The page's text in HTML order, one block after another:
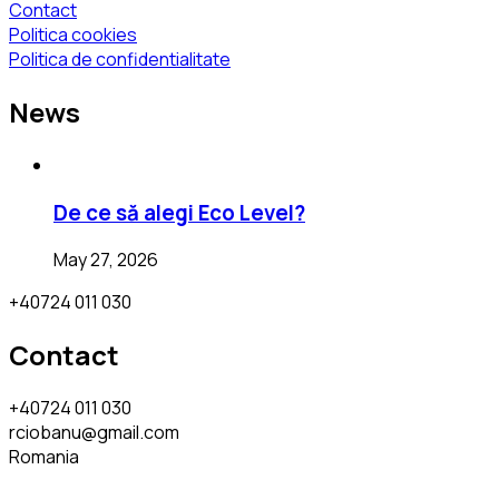
Contact
Politica cookies
Politica de confidentialitate
News
De ce să alegi Eco Level?
May 27, 2026
+40724 011 030
Contact
+40724 011 030
rciobanu@gmail.com
Romania